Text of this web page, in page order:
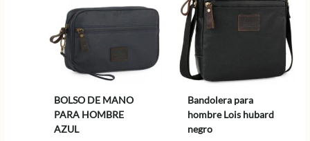
BOLSO DE MANO
PARA HOMBRE
AZUL
Bandolera para
hombre Lois hubard
negro